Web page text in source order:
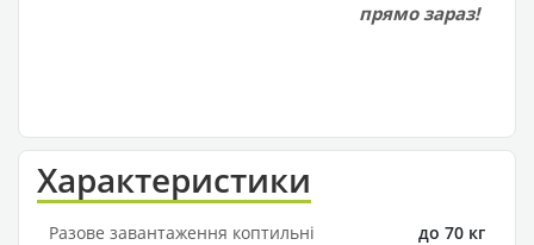
прямо зараз!
Характеристики
Разове завантаження коптильні
до 70 кг